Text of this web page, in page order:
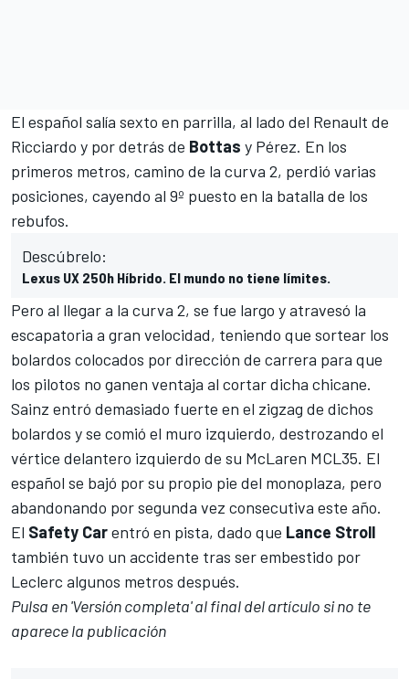
El español salía sexto en parrilla, al lado del Renault de
Ricciardo y por detrás de Bottas y Pérez. En los
primeros metros, camino de la curva 2, perdió varias
posiciones, cayendo al 9º puesto en la batalla de los
rebufos.
Descúbrelo:
Lexus UX 250h Híbrido. El mundo no tiene límites.
Pero al llegar a la curva 2, se fue largo y atravesó la
escapatoria a gran velocidad, teniendo que sortear los
bolardos colocados por dirección de carrera para que
los pilotos no ganen ventaja al cortar dicha chicane.
Sainz entró demasiado fuerte en el zigzag de dichos
bolardos y se comió el muro izquierdo, destrozando el
vértice delantero izquierdo de su McLaren MCL35. El
español se bajó por su propio pie del monoplaza, pero
abandonando por segunda vez consecutiva este año.
El Safety Carentró en pista, dado que Lance Stroll
también tuvo un accidente tras ser embestido por
Leclerc algunos metros después.
Pulsa en 'Versión completa' al final del artículo si no te
aparece la publicación